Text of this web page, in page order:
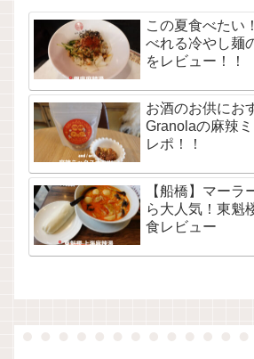
この夏食べたい
べれる冷やし麺
をレビュー！！
お酒のお供にお
Granolaの麻辣
レポ！！
【船橋】マーラ
ら大人気！東魁
食レビュー